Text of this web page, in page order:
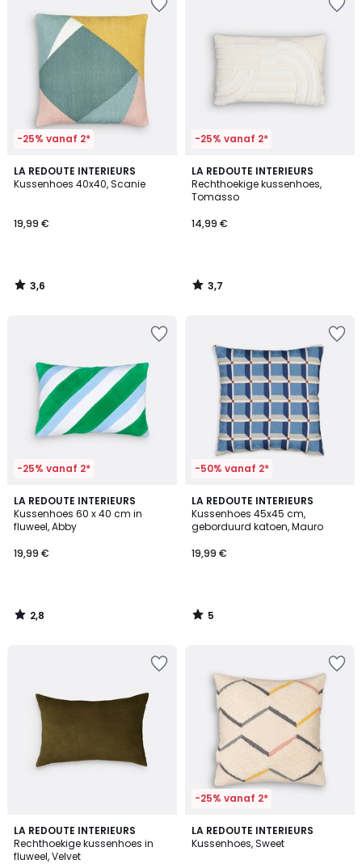
-25% vanaf 2*
LA REDOUTE INTERIEURS
Kussenhoes 40x40, Scanie
19,99 €
3,6
/ 5
3,6
/
-25% vanaf 2*
LA REDOUTE INTERIEURS
Rechthoekige kussenhoes,
Tomasso
14,99 €
3,7
/ 5
3,7
/
-25% vanaf 2*
LA REDOUTE INTERIEURS
Kussenhoes 60 x 40 cm in
fluweel, Abby
19,99 €
2,8
/ 5
2,8
/
-50% vanaf 2*
LA REDOUTE INTERIEURS
Kussenhoes 45x45 cm,
geborduurd katoen, Mauro
19,99 €
5
/
5
5
/
LA REDOUTE INTERIEURS
Rechthoekige kussenhoes in
fluweel, Velvet
4,3
/ 5
6
Kleuren
-25% vanaf 2*
LA REDOUTE INTERIEURS
Kussenhoes, Sweet
3,8
/ 5